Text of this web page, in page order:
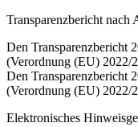
Transparenzbericht
Den Transparenzbericht
(Verordnung (EU) 2022/
Den Transparenzbericht
(Verordnung (EU) 2022/
Elektronisches